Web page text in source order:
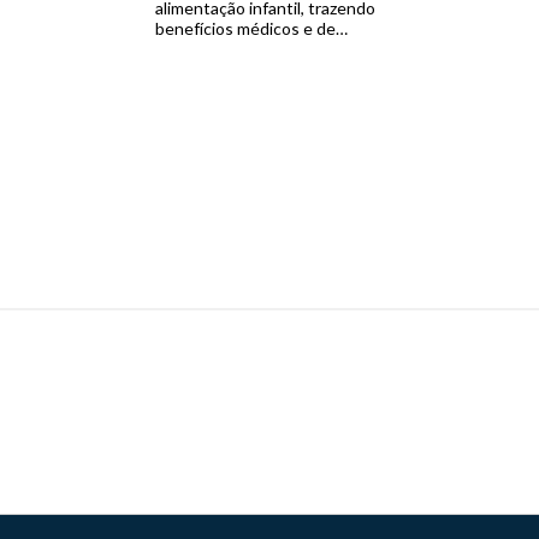
alimentação infantil, trazendo
benefícios médicos e de